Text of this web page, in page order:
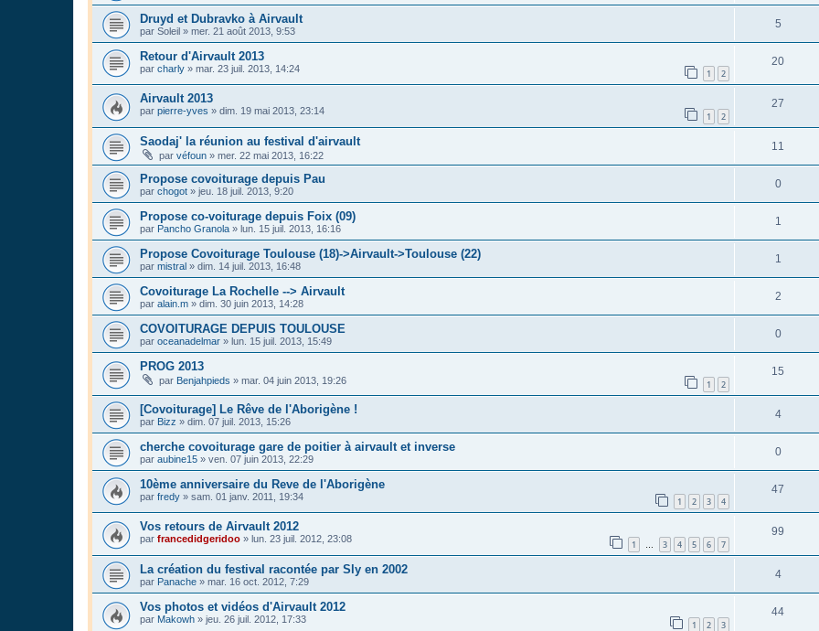
Druyd et Dubravko à Airvault
par Soleil » mer. 21 août 2013, 9:53
5
Retour d'Airvault 2013
par charly » mar. 23 juil. 2013, 14:24 1 2
20
Airvault 2013
par pierre-yves » dim. 19 mai 2013, 23:14 1 2
27
Saodaj' la réunion au festival d'airvault
par véfoun » mer. 22 mai 2013, 16:22
11
Propose covoiturage depuis Pau
par chogot » jeu. 18 juil. 2013, 9:20
0
Propose co-voiturage depuis Foix (09)
par Pancho Granola » lun. 15 juil. 2013, 16:16
1
Propose Covoiturage Toulouse (18)->Airvault->Toulouse (22)
par mistral » dim. 14 juil. 2013, 16:48
1
Covoiturage La Rochelle --> Airvault
par alain.m » dim. 30 juin 2013, 14:28
2
COVOITURAGE DEPUIS TOULOUSE
par oceanadelmar » lun. 15 juil. 2013, 15:49
0
PROG 2013
par Benjahpieds » mar. 04 juin 2013, 19:26 1 2
15
[Covoiturage] Le Rêve de l'Aborigène !
par Bizz » dim. 07 juil. 2013, 15:26
4
cherche covoiturage gare de poitier à airvault et inverse
par aubine15 » ven. 07 juin 2013, 22:29
0
10ème anniversaire du Reve de l'Aborigène
par fredy » sam. 01 janv. 2011, 19:34 1 2 3 4
47
Vos retours de Airvault 2012
par francedidgeridoo » lun. 23 juil. 2012, 23:08 1 … 3 4 5 6 7
99
La création du festival racontée par Sly en 2002
par Panache » mar. 16 oct. 2012, 7:29
4
Vos photos et vidéos d'Airvault 2012
par Makowh » jeu. 26 juil. 2012, 17:33 1 2 3
44